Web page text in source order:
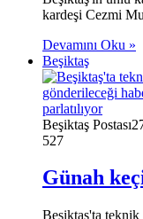
kardeşi Cezmi
Devamını Oku »
Beşiktaş
Beşiktaş Postası
527
Günah
Beşiktaş'ta